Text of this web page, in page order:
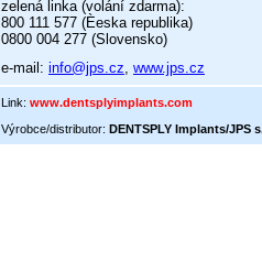
zelená linka (volání zdarma):
800 111 577 (Èeska republika)
0800 004 277 (Slovensko)
e-mail: info@jps.cz, www.jps.cz
Link: www.dentsplyimplants.com
Výrobce/distributor: DENTSPLY Implants/JPS